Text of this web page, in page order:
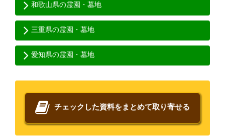
和歌山県の霊園・墓地
三重県の霊園・墓地
愛知県の霊園・墓地
チェックした資料をまとめて取り寄せる